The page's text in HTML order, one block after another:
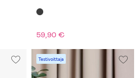
59,90 €
Testivoittaja